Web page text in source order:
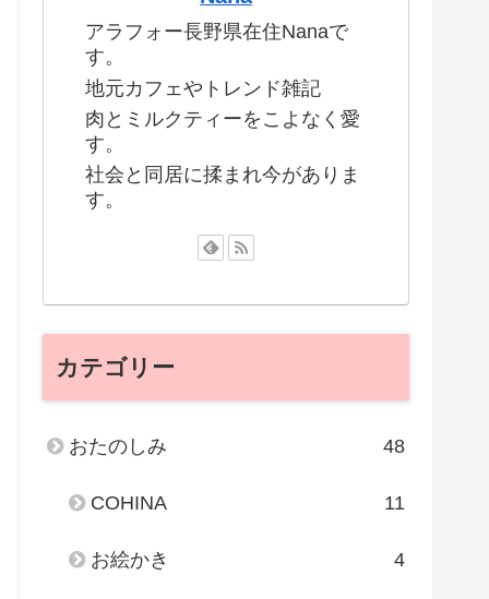
アラフォー長野県在住Nanaで
す。
地元カフェやトレンド雑記
肉とミルクティーをこよなく愛
す。
社会と同居に揉まれ今がありま
す。
カテゴリー
おたのしみ 48
COHINA 11
お絵かき 4